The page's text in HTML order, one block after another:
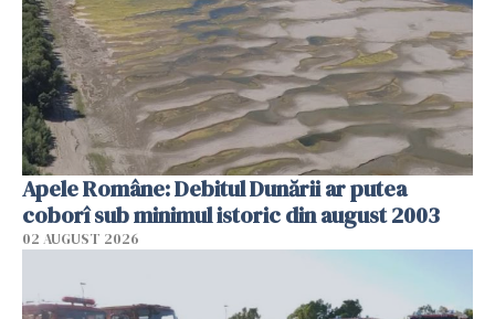
Apele Române: Debitul Dunării ar putea
coborî sub minimul istoric din august 2003
02 AUGUST 2026